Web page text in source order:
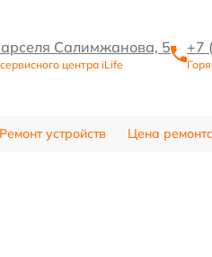
Салимжанова, 5
центра iLife
+7
устройств Цена